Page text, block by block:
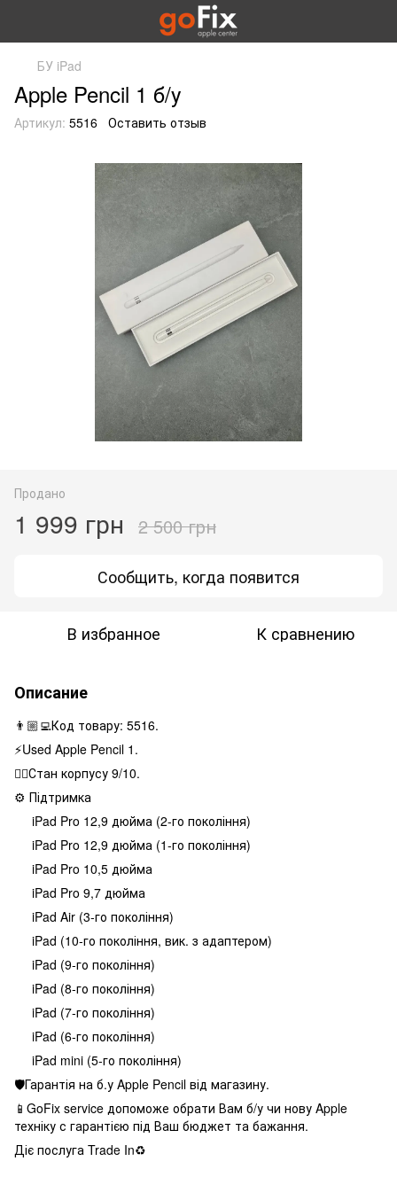
БУ iPad
Apple Pencil 1 б/у
Артикул: 5516 Оставить отзыв
Продано
1 999 грн 2 500 грн
Сообщить, когда появится
В избранное К сравнению
Описание
👨🏼‍💻Код товару: 5516.
⚡️Used Apple Pencil 1.
👌🏻Стан корпусу 9/10.
⚙ Підтримка
iPad Pro 12,9 дюйма (2‑го покоління)
iPad Pro 12,9 дюйма (1‑го покоління)
iPad Pro 10,5 дюйма
iPad Pro 9,7 дюйма
iPad Air (3‑го покоління)
iPad (10‑го покоління, вик. з адаптером)
iPad (9‑го покоління)
iPad (8‑го покоління)
iPad (7‑го покоління)
iPad (6‑го покоління)
iPad mini (5‑го покоління)
🛡Гарантія на б.у Apple Pencil від магазину.
📱GoFix service допоможе обрати Вам б/у чи нову Apple
техніку с гарантією під Ваш бюджет та бажання.
Діє послуга Trade In♻️